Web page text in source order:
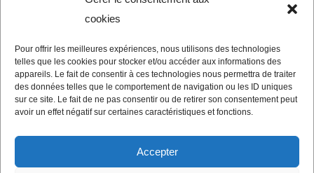
cookies
Pour offrir les meilleures expériences, nous utilisons des technologies
telles que les cookies pour stocker et/ou accéder aux informations des
appareils. Le fait de consentir à ces technologies nous permettra de traiter
des données telles que le comportement de navigation ou les ID uniques
sur ce site. Le fait de ne pas consentir ou de retirer son consentement peut
avoir un effet négatif sur certaines caractéristiques et fonctions.
Accepter
J’ai lu et j’accepte la
confidentialité.